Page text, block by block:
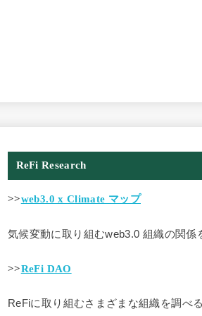
ReFi Research
>>web3.0 x Climate マップ
気候変動に取り組むweb3.0 組織の関係
>>ReFi DAO
ReFiに取り組むさまざまな組織を調べる